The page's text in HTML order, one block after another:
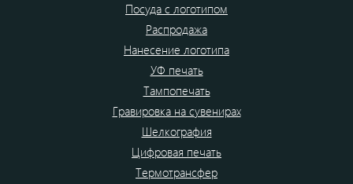
Посуда с логотипом
Распродажа
Нанесение логотипа
УФ печать
Тампопечать
Гравировка на сувенирах
Шелкография
Цифровая печать
Термотрансфер